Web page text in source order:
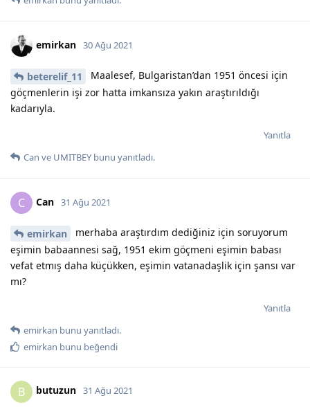
emirkan 30 Ağu 2021
beterelif_11
Maalesef, Bulgaristan’dan 1951 öncesi için
göçmenlerin işi zor hatta imkansıza yakın araştırıldığı
kadarıyla.
Yanıtla
Can ve UMITBEY bunu yanıtladı.
C Can 31 Ağu 2021
emirkan
merhaba araştırdım dediğiniz için soruyorum
eşimin babaannesi sağ, 1951 ekim göçmeni eşimin babası
vefat etmış daha küçükken, eşimin vatanadaşlik için şansı var
mı?
Yanıtla
emirkan bunu yanıtladı.
emirkan bunu beğendi
B butuzun 31 Ağu 2021